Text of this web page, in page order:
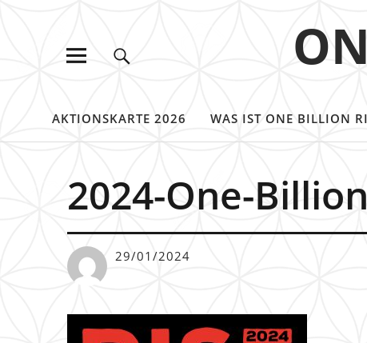
AKTIONSKARTE 2026 WAS IST ONE BILLION
2024-One-
29/01/2024